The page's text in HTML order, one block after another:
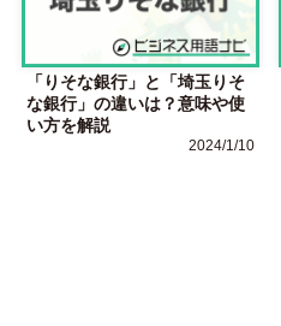
「りそな銀行」と「埼玉りそ
な銀行」の違いは？意味や使
い方を解説
2024/1/10